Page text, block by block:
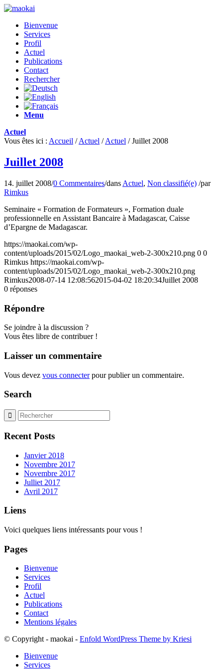
Bienvenue
Services
Profil
Actuel
Publications
Contact
Rechercher
Menu
Actuel
Vous êtes ici : Accueil / Actuel / Actuel / Juillet 2008
Juillet 2008
14. juillet 2008/0 Commentaires/dans Actuel, Non classifié(e) /par
Rimkus
Seminaire « Formation de Formateurs », Formation duale
professionnelle en Assistant Bancaire à Madagascar, Caisse
d’Epargne de Madagascar.
https://maokai.com/wp-
content/uploads/2015/02/Logo_maokai_web-2-300x210.png 0 0
Rimkus https://maokai.com/wp-
content/uploads/2015/02/Logo_maokai_web-2-300x210.png
Rimkus2008-07-14 12:08:562015-04-02 18:20:34Juillet 2008
0 réponses
Répondre
Se joindre à la discussion ?
Vous êtes libre de contribuer !
Laisser un commentaire
Vous devez vous connecterpour publier un commentaire.
Search
Recent Posts
Janvier 2018
Novembre 2017
Novembre 2017
Julliet 2017
Avril 2017
Liens
Voici quelques liens intéressants pour vous !
Pages
Bienvenue
Services
Profil
Actuel
Publications
Contact
Mentions légales
© Copyright - maokai - Enfold WordPress Theme by Kriesi
Bienvenue
Services